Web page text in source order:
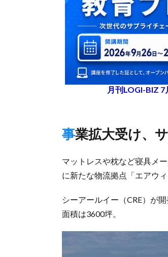
月刊LOGI-BIZ
事業拡大受け
マットレスや枕など寝具メ
に新たな物流拠点「エアウ
シーアールイー（CRE）が
面積は3600坪。